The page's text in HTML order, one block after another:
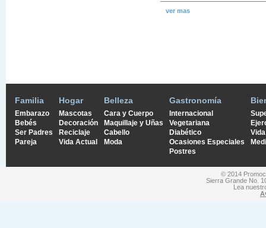
ver mas
Familia
Embarazo
Bebés
Ser Padres
Pareja
Hogar
Mascotas
Decoración
Reciclaje
Vida Actual
Belleza
Cara y Cuerpo
Maquillaje y Uñas
Cabello
Moda
Gastronomía
Internacional
Vegetariana
Diabético
Ocasiones Especiales
Postres
© 2014
Sierra Grande No.
Lea